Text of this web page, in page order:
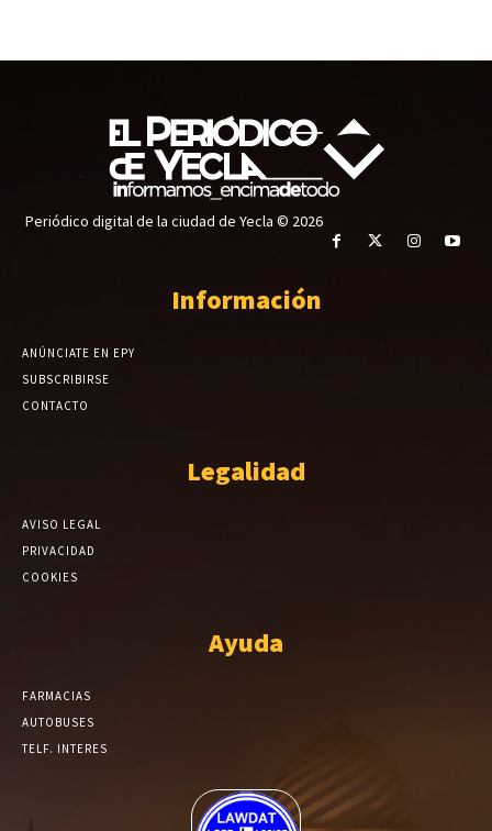
Periódico digital de la ciudad de Yecla © 2026
Información
ANÚNCIATE EN EPY
SUBSCRIBIRSE
CONTACTO
Legalidad
AVISO LEGAL
PRIVACIDAD
COOKIES
Ayuda
FARMACIAS
AUTOBUSES
TELF. INTERES